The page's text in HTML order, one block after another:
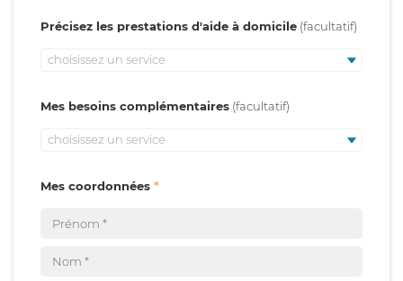
Précisez les prestations d'aide à domicile
choisissez un service
Mes besoins complémentaires
choisissez un service
Mes coordonnées